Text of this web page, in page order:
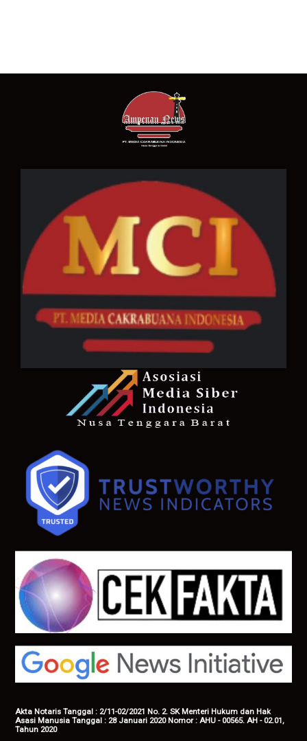
Akta Notaris Tanggal : 2/11-02/2021 No. 2. SK Menteri Hukum dan Hak
Asasi Manusia Tanggal : 28 Januari 2020 Nomor : AHU - 00565. AH - 02.01,
Tahun 2020